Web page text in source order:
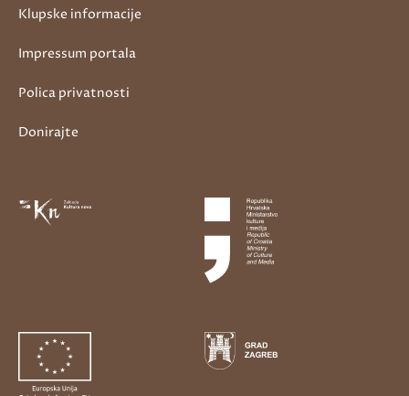
Klupske informacije
Impressum portala
Polica privatnosti
Donirajte